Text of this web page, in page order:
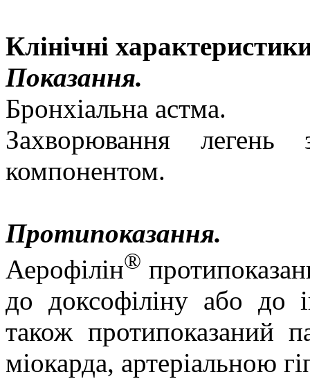
Клінічні
Показання.
Бронхіальна астма.
Захворювання легень
компонентом.
Протипоказання.
Аерофілін®
до доксофіліну або до
також протипоказаний
міокарда, артеріальною